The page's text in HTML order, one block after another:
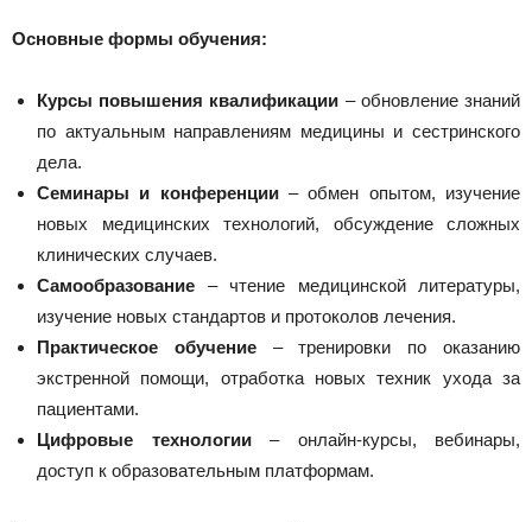
Основные формы обучения:
Курсы повышения квалификации – обновление знаний
по актуальным направлениям медицины и сестринского
дела.
Семинары и конференции– обмен опытом, изучение
новых медицинских технологий, обсуждение сложных
клинических случаев.
Самообразование – чтение медицинской литературы,
изучение новых стандартов и протоколов лечения.
Практическое обучение– тренировки по оказанию
экстренной помощи, отработка новых техник ухода за
пациентами.
Цифровые технологии– онлайн-курсы, вебинары,
доступ к образовательным платформам.